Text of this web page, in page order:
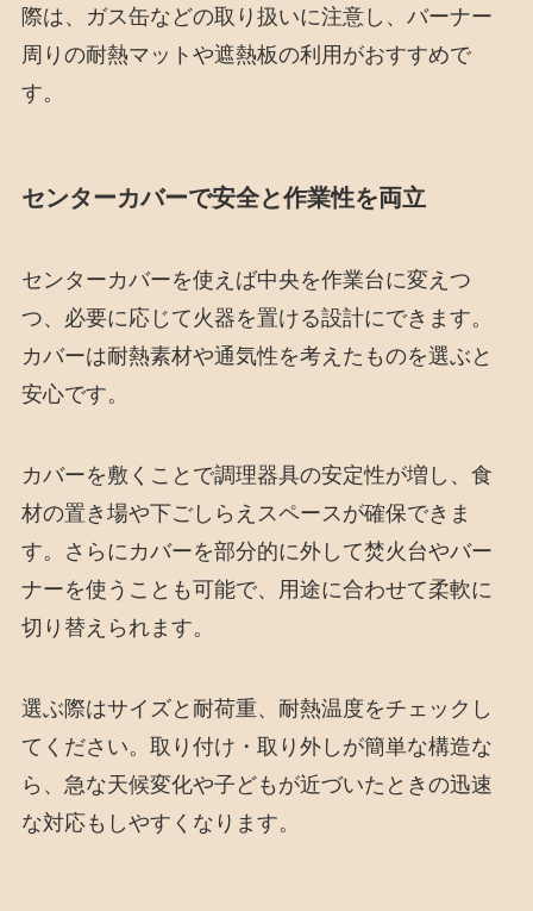
際は、ガス缶などの取り扱いに注意し、バーナー
周りの耐熱マットや遮熱板の利用がおすすめで
す。
センターカバーで安全と作業性を両立
センターカバーを使えば中央を作業台に変えつ
つ、必要に応じて火器を置ける設計にできます。
カバーは耐熱素材や通気性を考えたものを選ぶと
安心です。
カバーを敷くことで調理器具の安定性が増し、食
材の置き場や下ごしらえスペースが確保できま
す。さらにカバーを部分的に外して焚火台やバー
ナーを使うことも可能で、用途に合わせて柔軟に
切り替えられます。
選ぶ際はサイズと耐荷重、耐熱温度をチェックし
てください。取り付け・取り外しが簡単な構造な
ら、急な天候変化や子どもが近づいたときの迅速
な対応もしやすくなります。